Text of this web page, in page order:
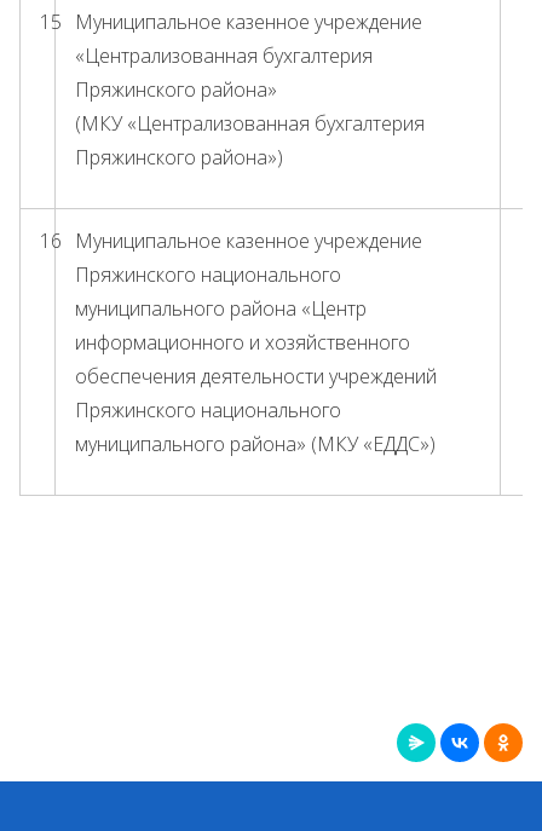
15
Муниципальное казенное учреждение
«Централизованная бухгалтерия
Пряжинского района»
(МКУ «Централизованная бухгалтерия
Пряжинского района»)
16
Муниципальное казенное учреждение
Пряжинского национального
муниципального района «Центр
информационного и хозяйственного
обеспечения деятельности учреждений
Пряжинского национального
муниципального района» (МКУ «ЕДДС»)